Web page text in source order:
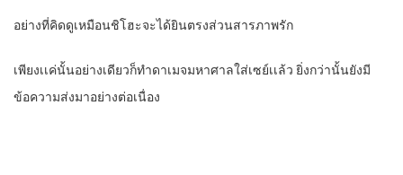
อย่างที่คิดดูเหมือนชิโฮะจะได้ยินตรงส่วนสารภาพรัก
เพียงเเค่นั้นอย่างเดียวก็ทําดาเมจมหาศาล​ใส่เซย์เเล้ว​ ยิ่งกว่านั้นยังมี
ข้อความส่งมาอย่างต่อเนื่อง